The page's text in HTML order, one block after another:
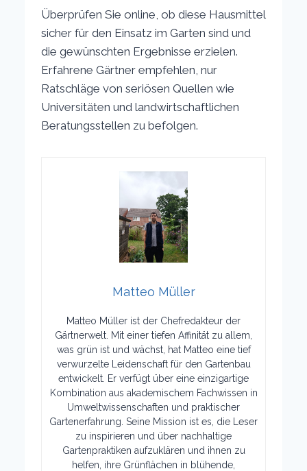
Überprüfen Sie online, ob diese Hausmittel
sicher für den Einsatz im Garten sind und
die gewünschten Ergebnisse erzielen.
Erfahrene Gärtner empfehlen, nur
Ratschläge von seriösen Quellen wie
Universitäten und landwirtschaftlichen
Beratungsstellen zu befolgen.
Matteo Müller
Matteo Müller ist der Chefredakteur der
Gärtnerwelt. Mit einer tiefen Affinität zu allem,
was grün ist und wächst, hat Matteo eine tief
verwurzelte Leidenschaft für den Gartenbau
entwickelt. Er verfügt über eine einzigartige
Kombination aus akademischem Fachwissen in
Umweltwissenschaften und praktischer
Gartenerfahrung. Seine Mission ist es, die Leser
zu inspirieren und über nachhaltige
Gartenpraktiken aufzuklären und ihnen zu
helfen, ihre Grünflächen in blühende,